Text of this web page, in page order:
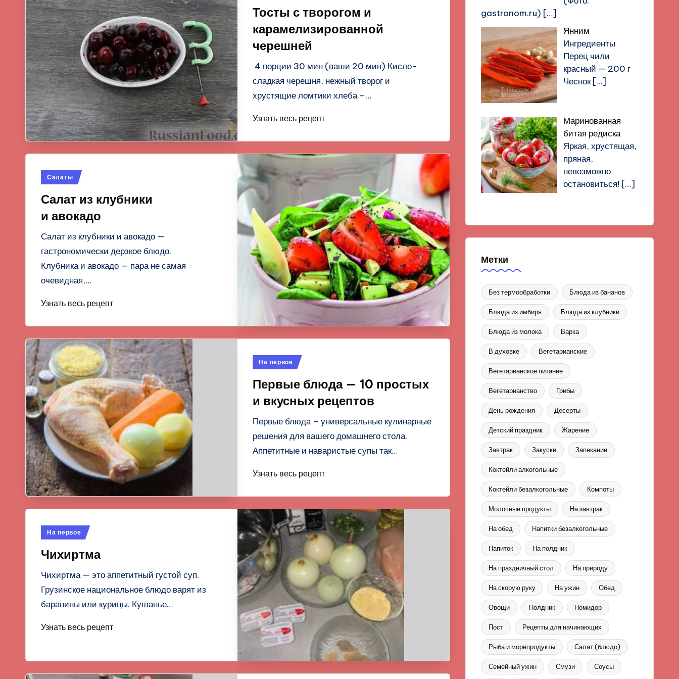
Тосты с творогом и
карамелизированной
черешней
4 порции 30 мин (ваши 20 мин) Кисло-
сладкая черешня, нежный творог и
хрустящие ломтики хлеба –…
Узнать весь рецепт
Опубликовано
Салаты
Салат из клубники
и авокадо
Салат из клубники и авокадо —
гастрономически дерзкое блюдо.
Клубника и авокадо — пара не самая
очевидная,…
Узнать весь рецепт
Опубликовано
На первое
Первые блюда — 10 простых
и вкусных рецептов
Первые блюда – универсальные кулинарные
решения для вашего домашнего стола.
Аппетитные и наваристые супы так…
Узнать весь рецепт
Опубликовано
На первое
Чихиртма
Чихиртма — это аппетитный густой суп.
Грузинское национальное блюдо варят из
баранины или курицы. Кушанье…
Узнать весь рецепт
gastronom.ru) […]
Янним
Ингредиенты
Перец чили
красный — 200 г
Чеснок […]
Маринованная
битая редиска
Яркая, хрустящая,
пряная,
невозможно
остановиться! […]
Метки
Без термообработки Блюда из бананов
Блюда из имбиря Блюда из клубники
Блюда из молока Варка
В духовке Вегетарианские
Вегетарианское питание
Вегетарианство Грибы
День рождения Десерты
Детский праздник Жарение
Завтрак Закуски Запекание
Коктейли алкогольные
Коктейли безалкогольные Компоты
Молочные продукты На завтрак
На обед Напитки безалкогольные
Напиток На полдник
На праздничный стол На природу
На скорую руку На ужин Обед
Овощи Полдник Помидор
Пост Рецепты для начинающих
Рыба и морепродукты Салат (блюдо)
Семейный ужин Смузи Соусы